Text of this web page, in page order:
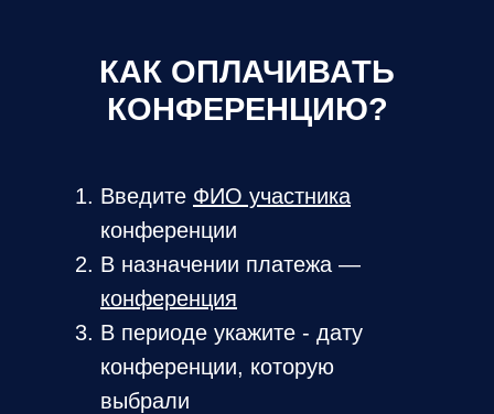
КАК ОПЛАЧИВАТЬ
КОНФЕРЕНЦИЮ?
Введите ФИО участника
конференции
В назначении платежа —
конференция
В периоде укажите - дату
конференции, которую
выбрали